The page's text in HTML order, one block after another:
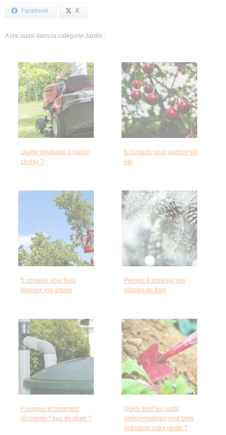
Facebook X
A lire aussi dans la catégorie Jardin :
Quelle tondeuse à gazon
choisir ?
6 conseils pour jardiner en
été
5 conseils pour bien
élaguer vos arbres
Pensez à protéger vos
plantes du froid
Pourquoi et comment
récupérer l’eau de pluie ?
Quels sont les outils
indispensables pour bien
entretenir votre jardin ?